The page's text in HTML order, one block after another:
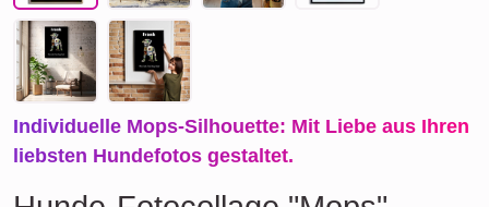
Individuelle Mops-Silhouette: Mit Liebe aus Ihren
liebsten Hundefotos gestaltet.